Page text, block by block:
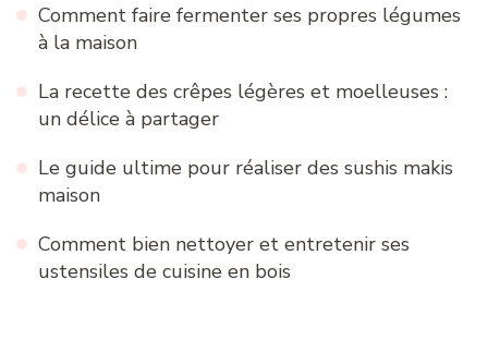
Comment faire fermenter ses propres légumes
à la maison
La recette des crêpes légères et moelleuses :
un délice à partager
Le guide ultime pour réaliser des sushis makis
maison
Comment bien nettoyer et entretenir ses
ustensiles de cuisine en bois